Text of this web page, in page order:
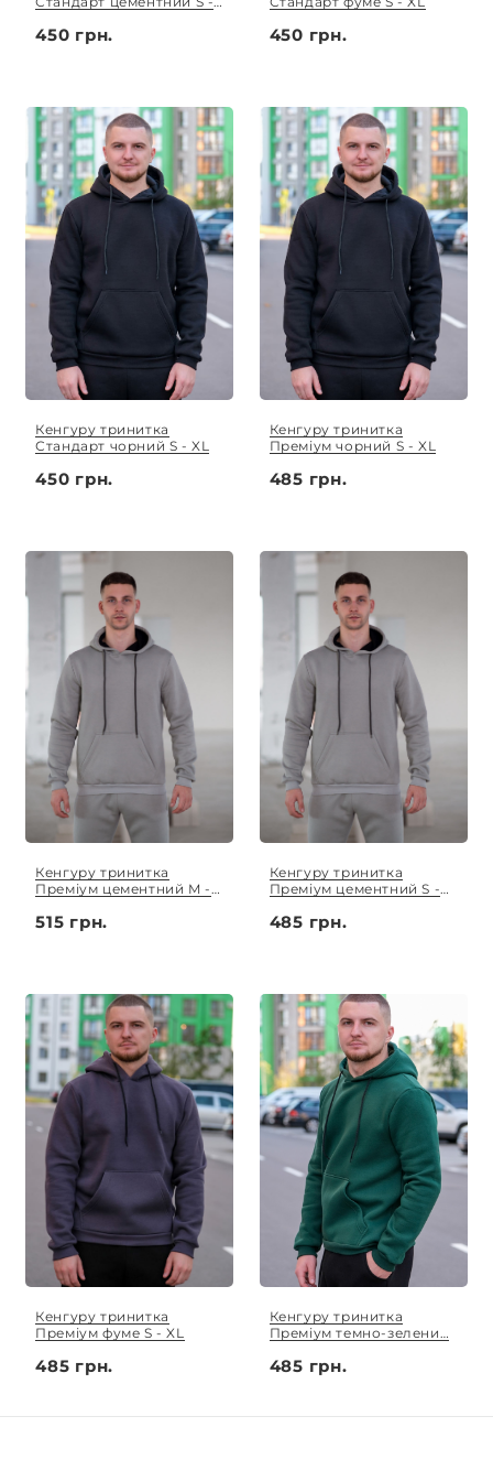
450 грн. 450 грн.
Кенгуру тринитка
Стандарт чорний S - XL
450 грн.
Кенгуру тринитка
Преміум чорний S - XL
485 грн.
Кенгуру тринитка
Преміум цементний M -
515 грн.
Кенгуру тринитка
Преміум цементний S -
485 грн.
Кенгуру тринитка
Преміум фуме S - XL
485 грн.
Кенгуру тринитка
Преміум темно-зелений
485 грн.